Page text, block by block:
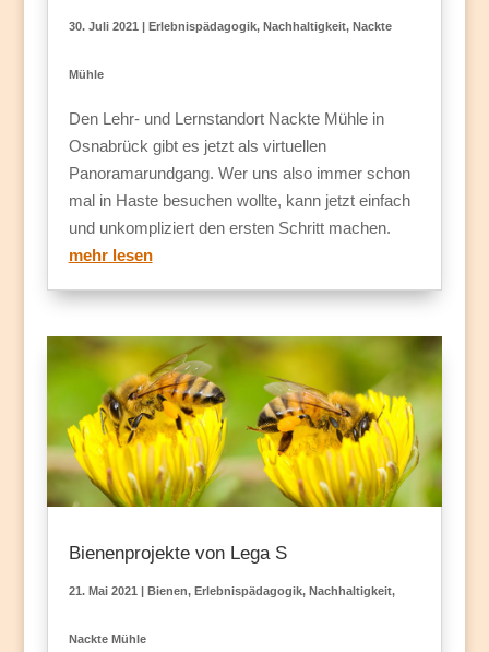
30. Juli 2021 | Erlebnispädagogik, Nachhaltigkeit, Nackte
Mühle
Den Lehr- und Lernstandort Nackte Mühle in
Osnabrück gibt es jetzt als virtuellen
Panoramarundgang. Wer uns also immer schon
mal in Haste besuchen wollte, kann jetzt einfach
und unkompliziert den ersten Schritt machen.
mehr lesen
Bienenprojekte von Lega S
21. Mai 2021 | Bienen, Erlebnispädagogik, Nachhaltigkeit,
Nackte Mühle